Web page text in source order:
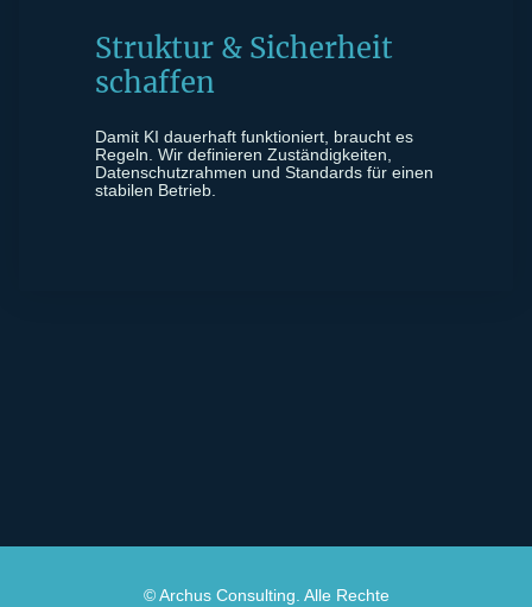
Struktur & Sicherheit
schaffen
Damit KI dauerhaft funktioniert, braucht es
Regeln. Wir definieren Zuständigkeiten,
Datenschutzrahmen und Standards für einen
stabilen Betrieb.
© Archus Consulting. Alle Rechte